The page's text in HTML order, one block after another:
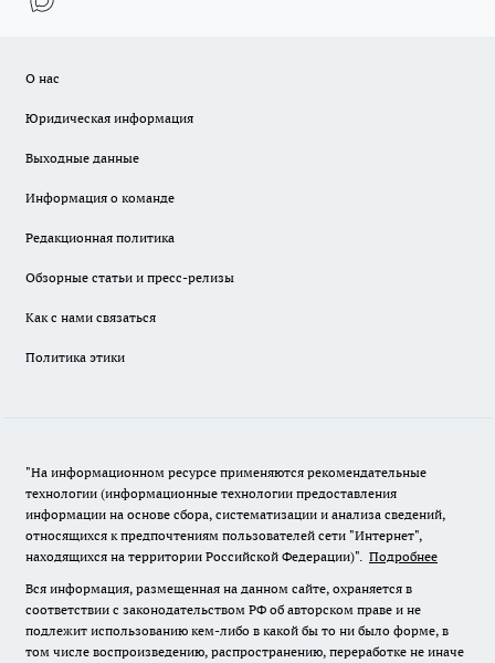
О нас
Юридическая информация
Выходные данные
Информация о команде
Редакционная политика
Обзорные статьи и пресс-релизы
Как с нами связаться
Политика этики
"На информационном ресурсе применяются рекомендательные
технологии (информационные технологии предоставления
информации на основе сбора, систематизации и анализа сведений,
относящихся к предпочтениям пользователей сети "Интернет",
находящихся на территории Российской Федерации)". Подробнее
Вся информация, размещенная на данном сайте, охраняется в
соответствии с законодательством РФ об авторском праве и не
подлежит использованию кем-либо в какой бы то ни было форме, в
том числе воспроизведению, распространению, переработке не иначе